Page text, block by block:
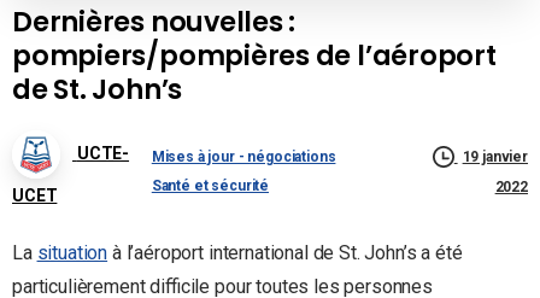
Dernières nouvelles :
pompiers/pompières de l’aéroport
de St. John’s
UCTE-
UCET
Mises à jour - négociations
Santé et sécurité
19 janvier
2022
La situation à l’aéroport international de St. John’s a été
particulièrement difficile pour toutes les personnes